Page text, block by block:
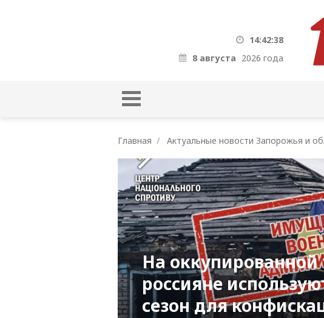
14:42:39
8 августа 2026 года
Главная Актуальные новости Запорожья и
На
россияне
сезон для